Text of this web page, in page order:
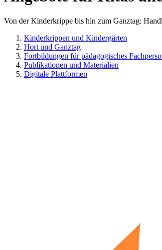
Von der Kinderkrippe bis hin zum Ganztag:
Kinderkrippen und Kindergärten
Hort und Ganztag
Fortbildungen für pädagogisches
Publikationen und Materialien
Digitale Plattformen